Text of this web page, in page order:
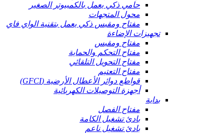
حامي ذكي يعمل بالكمبيوتر الصغير
محول المتجهات
مفتاح ومقبس ذكي يعمل بتقنية الواي فاي
تجهيزات الإضاءة
مفتاح ومقبس
مفتاح التحكم والحماية
مفتاح التحويل التلقائي
مفتاح التعتيم
قواطع دوائر الأعطال الأرضية (GFCI)
أجهزة التوصيلات الكهربائية
بداية
مفتاح الفصل
بادئ تشغيل الكامة
بادئ تشغيل ناعم